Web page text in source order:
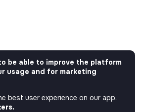
be able to improve the platform
usage and for marketing
best user experience on our app.